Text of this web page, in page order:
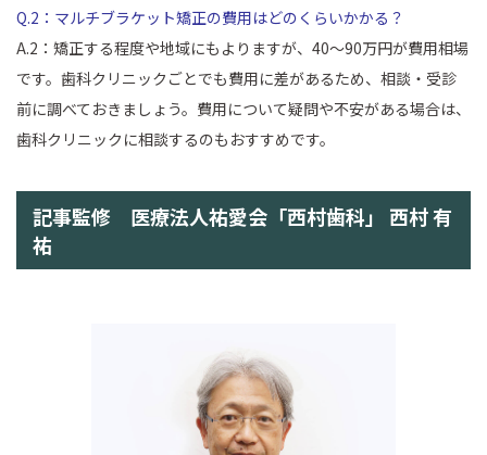
Q.2：マルチブラケット矯正の費用はどのくらいかかる？
A.2：矯正する程度や地域にもよりますが、40～90万円が費用相場
です。歯科クリニックごとでも費用に差があるため、相談・受診
前に調べておきましょう。費用について疑問や不安がある場合は、
歯科クリニックに相談するのもおすすめです。
記事監修 医療法人祐愛会「西村歯科」 西村 有
祐